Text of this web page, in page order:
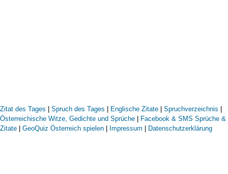
Zitat des Tages Spruch des Tages Englische Zitate Spruchverzeichnis
Österreichische Witze, Gedichte und Sprüche
Facebook & SMS Sprüche &
Zitate
GeoQuiz Österreich spielen Impressum Datenschutzerklärung